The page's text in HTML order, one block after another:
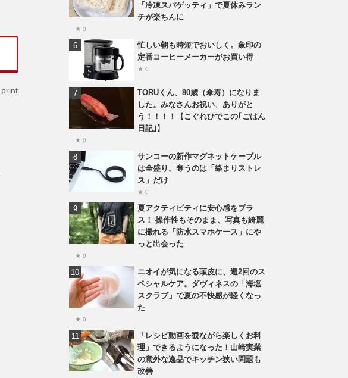
print
「冷凍スパゲッティ」で夏休みラン
チが楽ちんに
★ 0
忙しい朝も時短でおいしく。象印の
定番コーヒーメーカーがお買い得
★ 0
TORUくん、80歳（傘寿）になりま
した。みなさんお祝い、ありがと
う！！！！【こぐれひでこの｢ごはん
日記｣】
★ 0
サンコーの新作マグネットケーブル
は全盛り。奪うのは「絡まりストレ
ス」だけ
★ 0
夏アクティビティに安心感をプラ
ス！ 操作性もそのまま、写真も綺麗
に撮れる「防水スマホケース」にや
っと出会った
★ 0
ニオイが気になる頭皮に、週2回のス
ペシャルケア。ダヴィネスの「海塩
スクラブ」で夏の不快感が軽くなっ
た
★ 0
「レシピ動画を観ながら楽しくお料
理」できるようになった！山崎実業
の意外な逸品でキッチン狭い問題も
改善